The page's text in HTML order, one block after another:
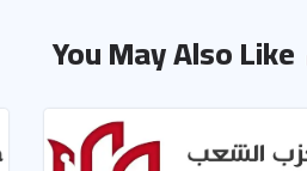
You May Also Like